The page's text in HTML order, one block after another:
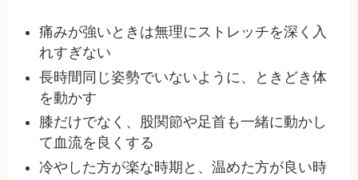
痛みが強いときは無理にストレッチを深く入
れすぎない
長時間同じ姿勢でいないように、ときどき体
を動かす
膝だけでなく、股関節や足首も一緒に動かし
て血流を良くする
冷やした方が楽な時期と、温めた方が良い時